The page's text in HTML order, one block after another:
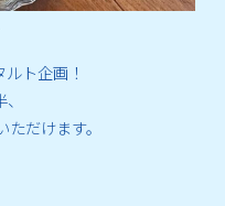
ト企画！
だけます。